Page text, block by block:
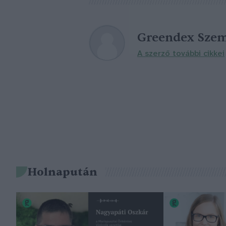
Greendex
A szerző további cikkei
Holnapután